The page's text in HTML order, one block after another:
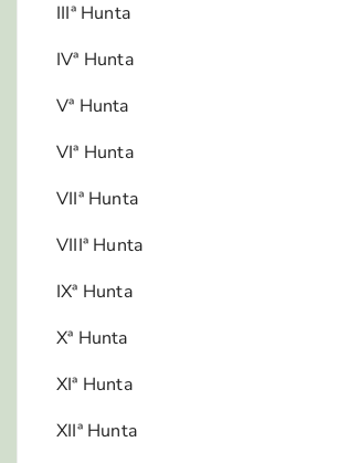
IIIª Hunta
IVª Hunta
Vª Hunta
VIª Hunta
VIIª Hunta
VIIIª Hunta
IXª Hunta
Xª Hunta
XIª Hunta
XIIª Hunta